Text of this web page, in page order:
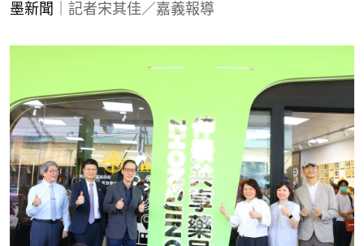
墨新聞 ｜記者宋其佳／嘉義報導